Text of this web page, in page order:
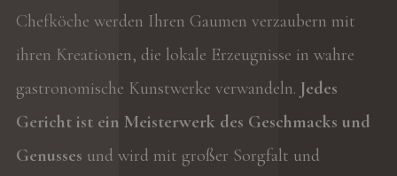
Chefköche werden Ihren Gaumen verzaubern mit
ihren Kreationen, die lokale Erzeugnisse in wahre
gastronomische Kunstwerke verwandeln. Jedes
Gericht ist ein Meisterwerk des Geschmacks und
Genusses und wird mit großer Sorgfalt und